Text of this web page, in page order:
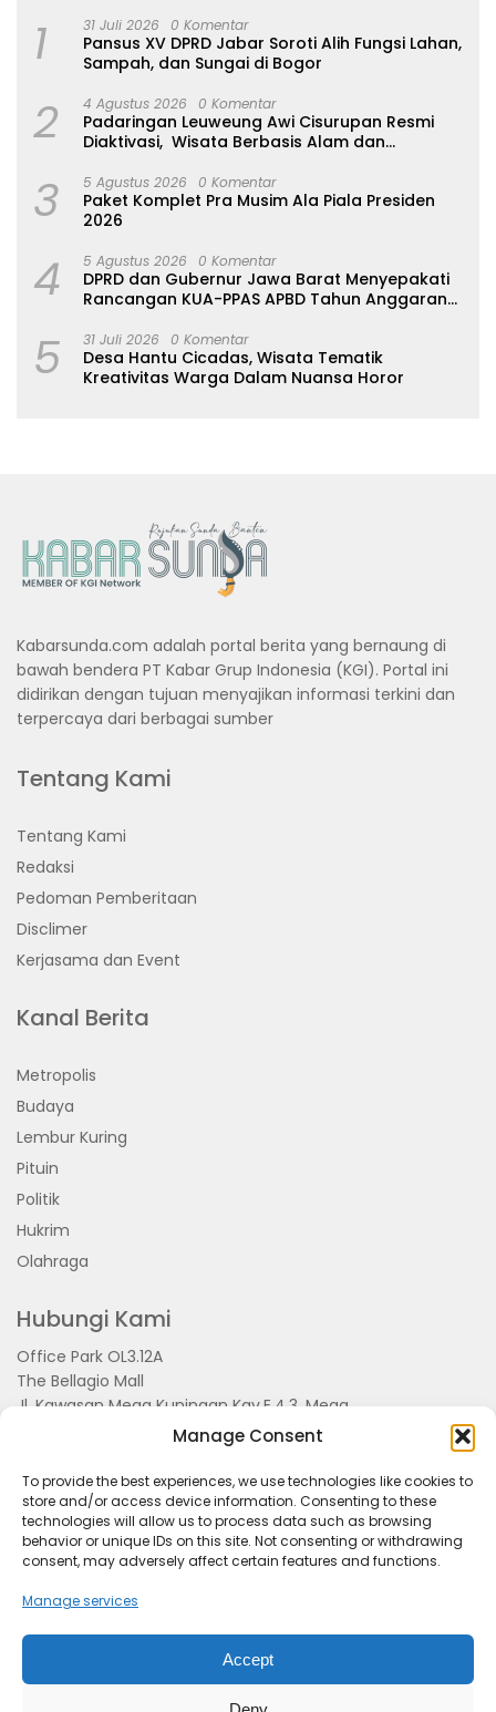
Manage Consent
To provide the best experiences, we use technologies like cookies to
store and/or access device information. Consenting to these
technologies will allow us to process data such as browsing
behavior or unique IDs on this site. Not consenting or withdrawing
consent, may adversely affect certain features and functions.
Manage services
Accept
1 31 Juli 2026 0 Komentar
Pansus XV DPRD Jabar Soroti Alih Fungsi Lahan,
Sampah, dan Sungai di Bogor
2 4 Agustus 2026 0 Komentar
Padaringan Leuweung Awi Cisurupan Resmi
Diaktivasi, Wisata Berbasis Alam dan
3 5 Agustus 2026 0 Komentar
Paket Komplet Pra Musim Ala Piala Presiden
2026
4 5 Agustus 2026 0 Komentar
DPRD dan Gubernur Jawa Barat Menyepakati
Rancangan KUA-PPAS APBD Tahun Anggaran
5 31 Juli 2026 0 Komentar
Desa Hantu Cicadas, Wisata Tematik
Kreativitas Warga Dalam Nuansa Horor
Kabarsunda.com adalah portal berita yang bernaung di
bawah bendera PT Kabar Grup Indonesia (KGI). Portal ini
didirikan dengan tujuan menyajikan informasi terkini dan
terpercaya dari berbagai sumber
Tentang Kami
Tentang Kami
Redaksi
Pedoman Pemberitaan
Disclimer
Kerjasama dan Event
Kanal Berita
Metropolis
Budaya
Lembur Kuring
Pituin
Politik
Hukrim
Olahraga
Hubungi Kami
Office Park OL3.12A
The Bellagio Mall
Jl. Kawasan Mega Kuningan Kav.E.4.3, Mega
Kuningan, Kel. Kuningan Timur,
Kec.Setiabudi, Jakarta Selatan 15810
Kerjasama dan Event